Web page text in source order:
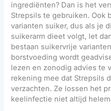
ingrediënten? Dan is het
Strepsils te gebruiken. Ook
varianten suiker, dus als je
suikerarm dieet volgt, let
bestaan suikervrije
borstvoeding wordt
lezen en zonodig advies te
rekening mee dat Strepsils
verzachten. Ze lossen het
keelinfectie niet altijd